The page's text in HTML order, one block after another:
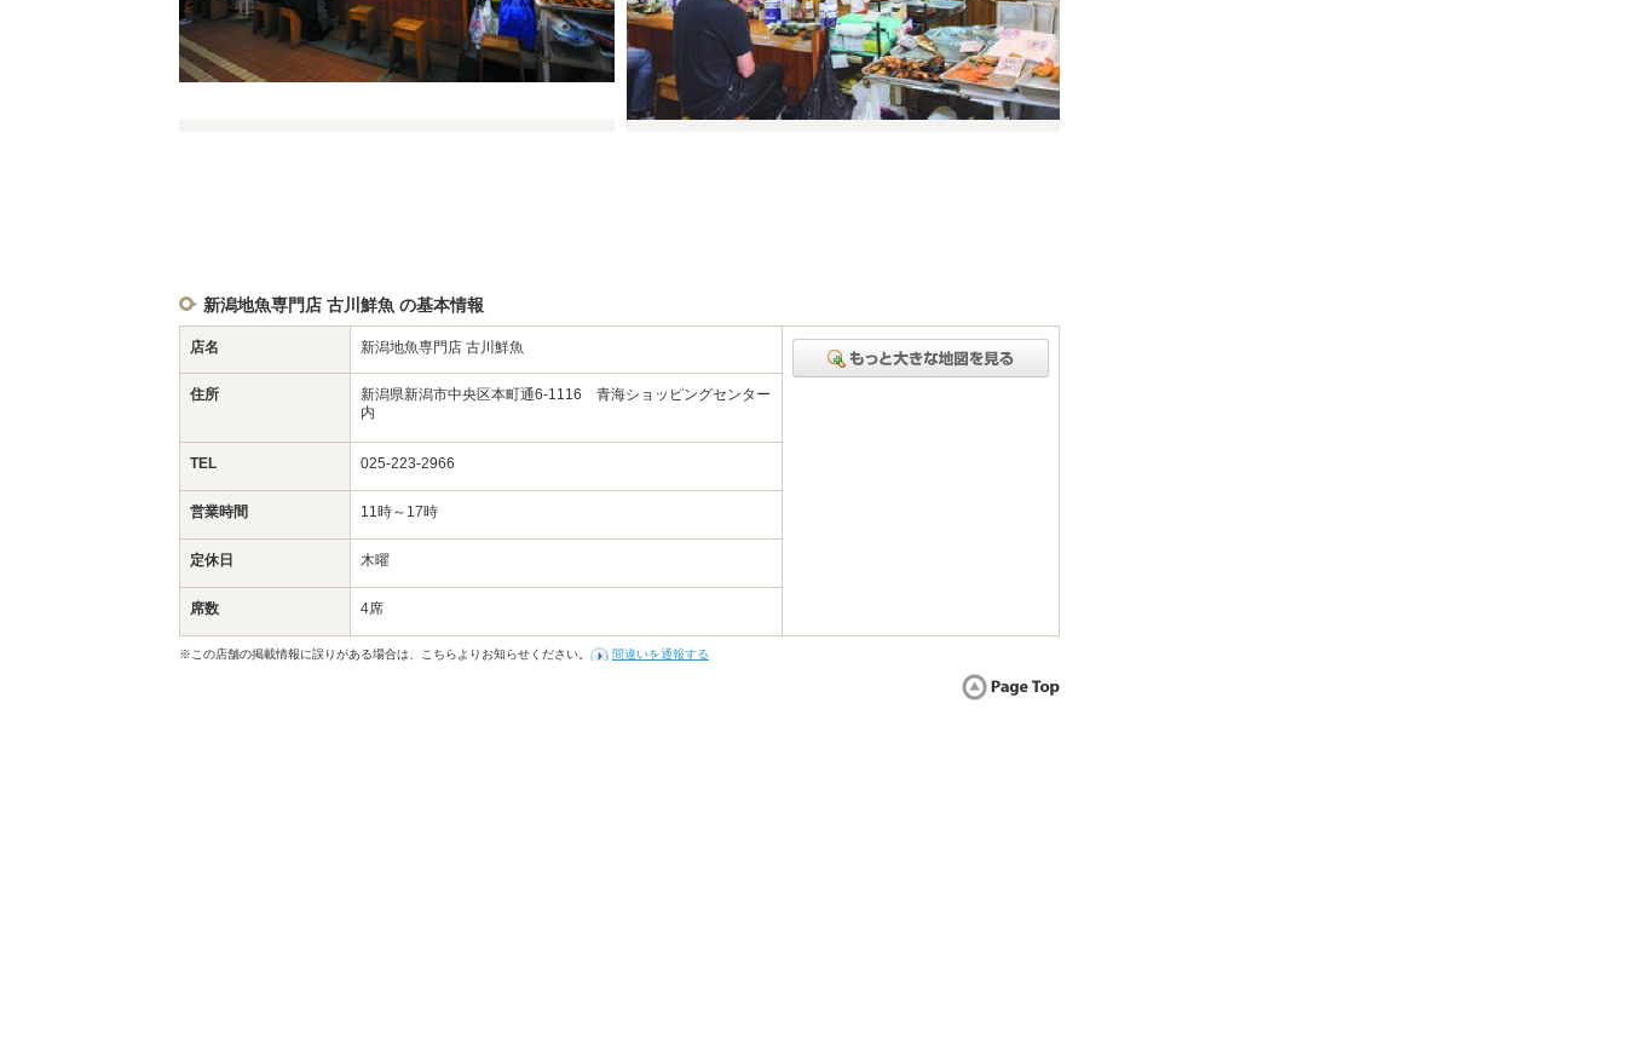
新潟地魚専門店 古川鮮魚 の基本情報
店名 新潟地魚専門店 古川鮮魚
住所
新潟県新潟市中央区本町通6-1116 青海ショッピングセンター
内
TEL 025-223-2966
営業時間 11時～17時
定休日 木曜
席数 4席
※この店舗の掲載情報に誤りがある場合は、こちらよりお知らせください。 間違いを通報する